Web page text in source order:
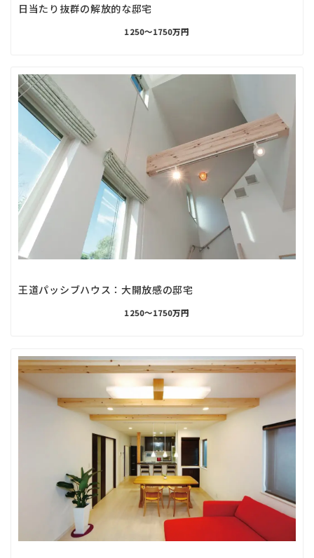
日当たり抜群の解放的な邸宅
1250〜1750万円
王道パッシブハウス：大開放感の邸宅
1250〜1750万円